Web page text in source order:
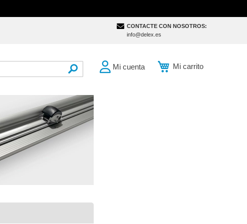
CONTACTE CON NOSOTROS:
info@delex.es
Mi carrito
Mi cuenta